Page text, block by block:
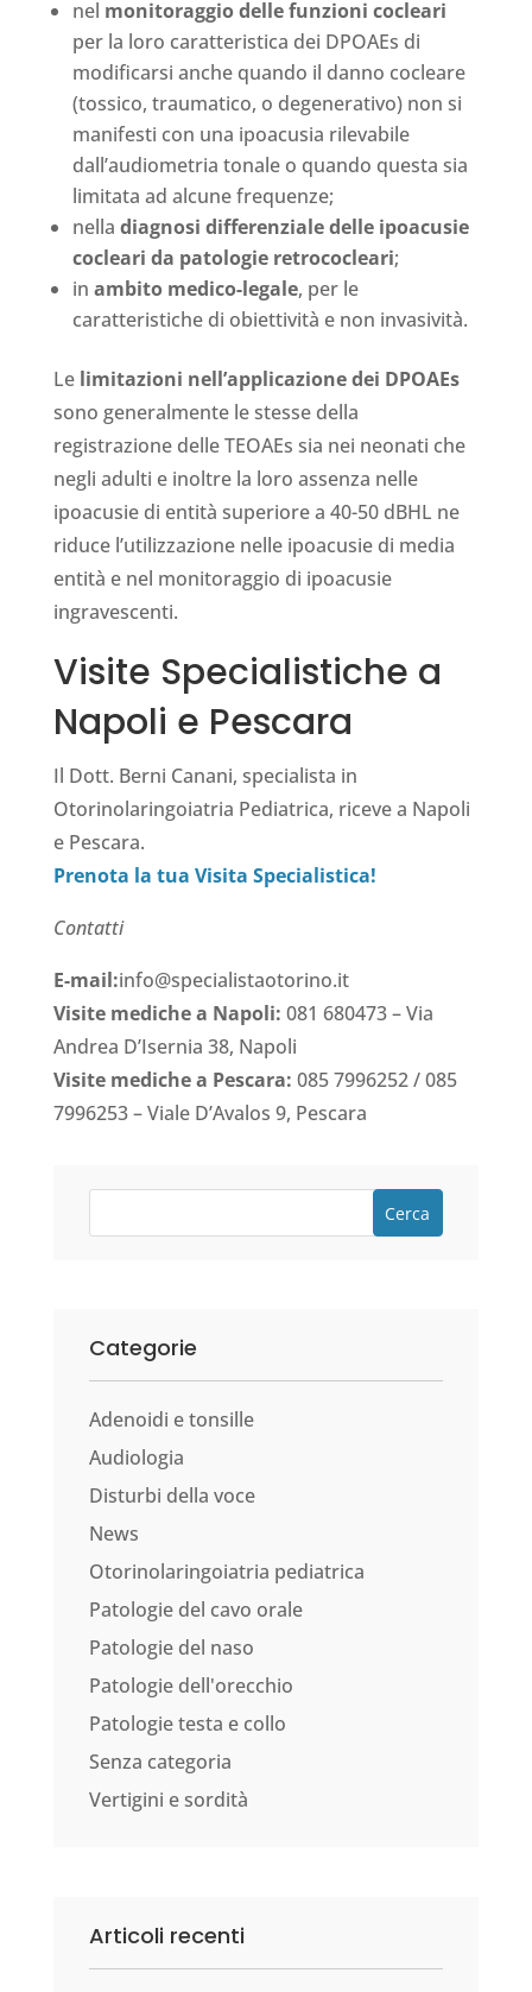
nel monitoraggio delle funzioni cocleari
per la loro caratteristica dei DPOAEs di
modificarsi anche quando il danno cocleare
(tossico, traumatico, o degenerativo) non si
manifesti con una ipoacusia rilevabile
dall’audiometria tonale o quando questa sia
limitata ad alcune frequenze;
nella diagnosi differenziale delle ipoacusie
cocleari da patologie retrococleari;
in ambito medico-legale, per le
caratteristiche di obiettività e non invasività.
Le limitazioni nell’applicazione dei DPOAEs
sono generalmente le stesse della
registrazione delle TEOAEs sia nei neonati che
negli adulti e inoltre la loro assenza nelle
ipoacusie di entità superiore a 40-50 dBHL ne
riduce l’utilizzazione nelle ipoacusie di media
entità e nel monitoraggio di ipoacusie
ingravescenti.
Visite Specialistiche a
Napoli e Pescara
Il Dott. Berni Canani, specialista in
Otorinolaringoiatria Pediatrica, riceve a Napoli
e Pescara.
Prenota la tua Visita Specialistica!
Contatti
E-mail:info@specialistaotorino.it
Visite mediche a Napoli: 081 680473 – Via
Andrea D’Isernia 38, Napoli
Visite mediche a Pescara: 085 7996252 / 085
7996253 – Viale D’Avalos 9, Pescara
Cerca
Categorie
Adenoidi e tonsille
Audiologia
Disturbi della voce
News
Otorinolaringoiatria pediatrica
Patologie del cavo orale
Patologie del naso
Patologie dell'orecchio
Patologie testa e collo
Senza categoria
Vertigini e sordità
Articoli recenti